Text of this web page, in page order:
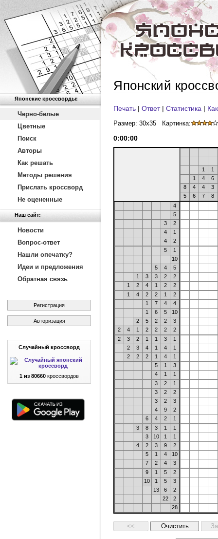
Японские кроссворды:
Черно-белые
Цветные
Поиск
Авторы
Как решать
Методы решения
Прислать кроссворд
Не оцененные
Наш сайт:
Новости
Вопрос-ответ
Нашли опечатку?
Идеи и предложения
Обратная связь
Регистрация
Авторизация
Случайный кроссворд
1 из 80660 кроссвордов
Японский
Печать | Ответ| Статистика |
Размер: 30x35 Картинка:
0:00:00
1
1
1
4
6
8
4 4
3
5
6 7
8
4
5
3
2
4
1
4
2
5
1
10
5
4
5
1
3 3 2
2
1
2 4 1 2
2
1
4 2 2 1
2
1
7 4
4
1
6 5
10
2
5 2 2
3
2
4 1 2 2 2
2
2
3 2 1 1 3
1
2
3 4 1 4
1
2
2 2 1 4
1
5
1
3
4
1
1
3
2
1
3
2
2
3
2
3
4
9
2
6
4 2
1
3
8 3 1
1
3
10 1
1
4
2 3 9
2
5
1 4
10
7
2 4
3
9
1 5
2
10
1 5
3
13
6
2
22
2
28